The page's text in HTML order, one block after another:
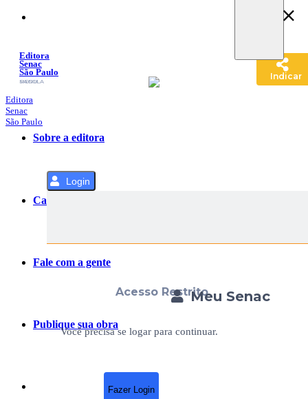
Conteúdo
Editora
Senac
São Paulo
SACOLA
MENU
Editora
Senac
São Paulo
Sobre a editora
Categorias
Fale com a gente
Publique sua obra
Login
Meu Senac
Acesso Restrito
Você precisa se logar para continuar.
Fazer Login
Indicar